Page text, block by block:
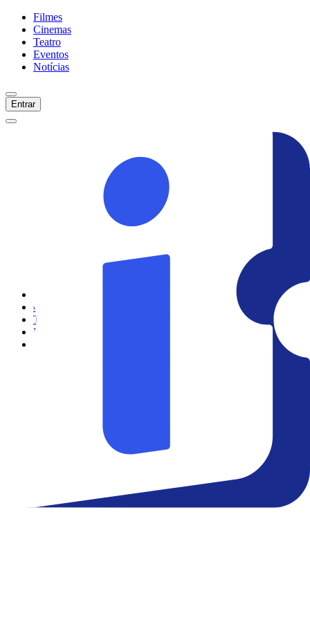
Filmes
Cinemas
Teatro
Eventos
Notícias
Entrar
Cinemas
Teatro
Eventos